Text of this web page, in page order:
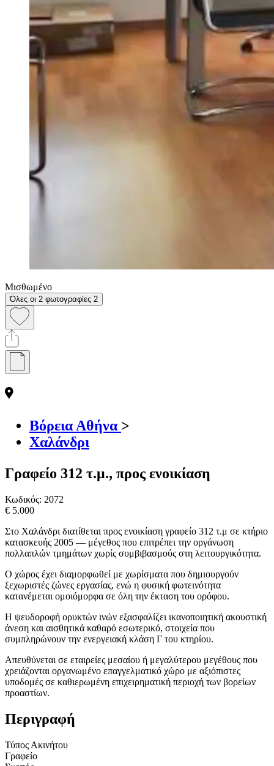
Μισθωμένο
Όλες οι 2 φωτογραφίες 2
Βόρεια Αθήνα >
Χαλάνδρι
Γραφείο 312 τ.μ., προς ενοικίαση
Κωδικός: 2072
€ 5.000
Στο Χαλάνδρι διατίθεται προς ενοικίαση γραφείο 312 τ.μ σε κτήριο
κατασκευής 2005 — μέγεθος που επιτρέπει την οργάνωση
πολλαπλών τμημάτων χωρίς συμβιβασμούς στη λειτουργικότητα.
Ο χώρος έχει διαμορφωθεί με χωρίσματα που δημιουργούν
ξεχωριστές ζώνες εργασίας, ενώ η φυσική φωτεινότητα
κατανέμεται ομοιόμορφα σε όλη την έκταση του ορόφου.
Η ψευδοροφή ορυκτών ινών εξασφαλίζει ικανοποιητική ακουστική
άνεση και αισθητικά καθαρό εσωτερικό, στοιχεία που
συμπληρώνουν την ενεργειακή κλάση Γ του κτηρίου.
Απευθύνεται σε εταιρείες μεσαίου ή μεγαλύτερου μεγέθους που
χρειάζονται οργανωμένο επαγγελματικό χώρο με αξιόπιστες
υποδομές σε καθιερωμένη επιχειρηματική περιοχή των βορείων
προαστίων.
Περιγραφή
Τύπος Ακινήτου
Γραφείο